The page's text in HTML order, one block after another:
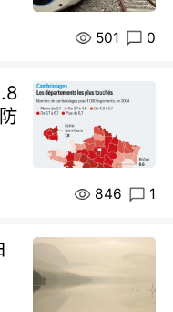
501 0
846 1